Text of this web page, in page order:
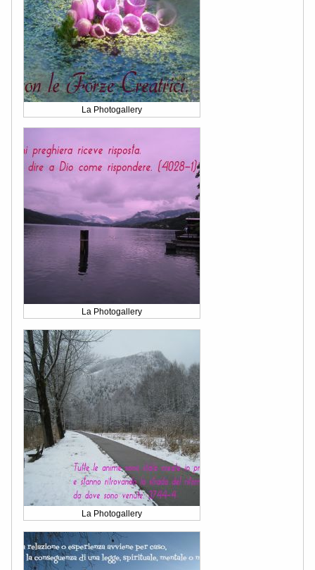
La Photogallery
La Photogallery
La Photogallery